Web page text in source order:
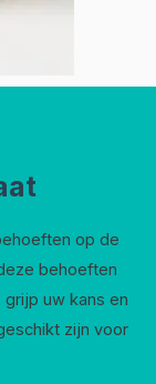
op de
behoeften
uw kans en
zijn voor